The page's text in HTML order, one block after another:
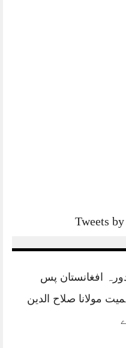
Tweets
افغانستان پس
مولانا صلاح الدین